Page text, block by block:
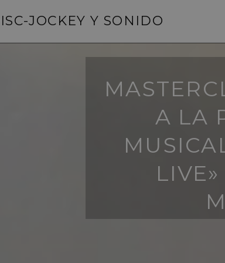
JOCKEY Y SONIDO
A LA